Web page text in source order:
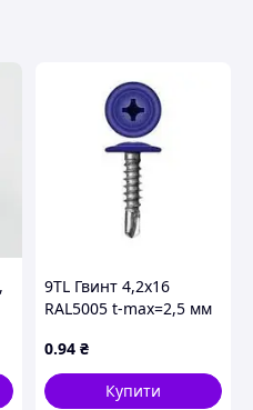
9TL Гвинт 4,2х16
RAL5005 t-max=2,5 мм
0.94 ₴
Купити